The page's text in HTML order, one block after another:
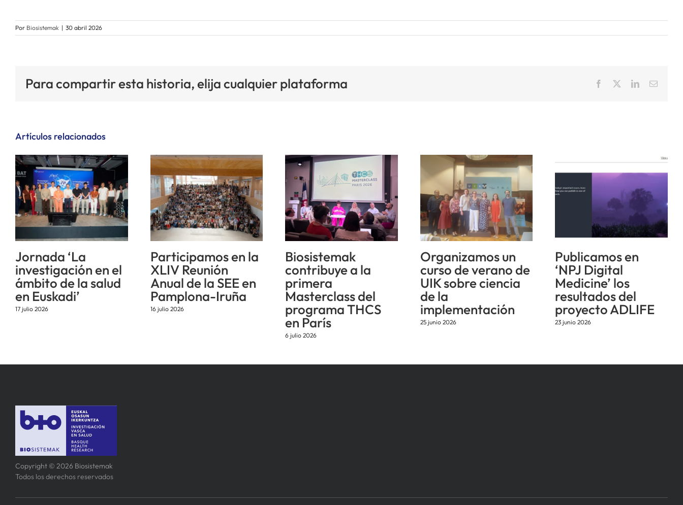
Por Biosistemak | 30 abril 2026
Para compartir esta historia, elija cualquier plataforma Facebook LinkedInCorreo
Artículos relacionados
Jornada ‘La
investigación en el
ámbito de la salud
en Euskadi’
17 julio 2026
Participamos en la
XLIV Reunión
Anual de la SEE en
Pamplona-Iruña
16 julio 2026
Biosistemak
contribuye a la
primera
Masterclass del
programa THCS
en París
6 julio 2026
Organizamos un
curso de verano de
UIK sobre ciencia
de la
implementación
25 junio 2026
Publicamos en
‘NPJ Digital
Medicine’ los
resultados del
proyecto ADLIFE
23 junio 2026
Copyright © 2026 Biosistemak
Todos los derechos reservados